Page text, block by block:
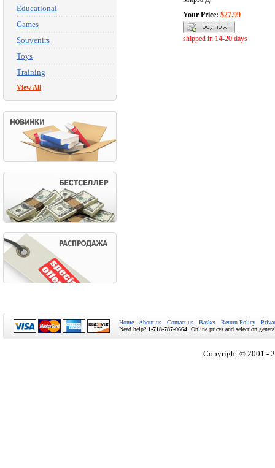
Educational
Games
Souvenirs
Toys
Training
View All
Your Price: $27.99
shipped in 14-20 days
Home About us Contact us Basket Return Policy
Need help? 1-718-787-0664 . Online prices and selection
Copyright © 2001 -